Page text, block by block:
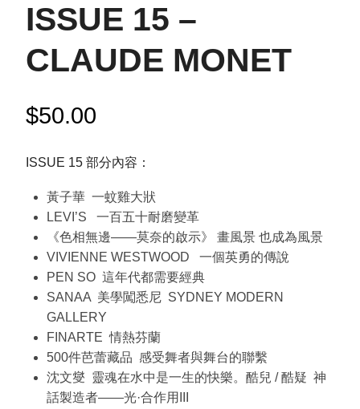
ISSUE 15 –
CLAUDE MONET
$50.00
ISSUE 15 部分內容：
黃子華 一蚊雞大狀
LEVI’S 一百五十耐磨變革
《色相無邊——莫奈的啟示》 畫風景 也成為風景
VIVIENNE WESTWOOD 一個英勇的傳說
PEN SO 這年代都需要經典
SANAA 美學闖悉尼 SYDNEY MODERN
GALLERY
FINARTE 情熱芬蘭
500件芭蕾藏品 感受舞者與舞台的聯繫
沈文燮 靈魂在水中是一生的快樂。酷兒 / 酷疑 神
話製造者——光·合作用III